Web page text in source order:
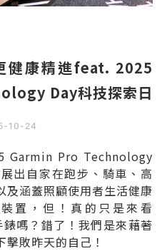
健康精進feat. 2025
Day科技探索日
10-24
Garmin Pro Technology
出自家在跑步、騎車、高
及涵蓋照顧使用者生活健康
置，但！真的只是來看
嗎？錯了！我們是來藉著
敗昨天的自己！